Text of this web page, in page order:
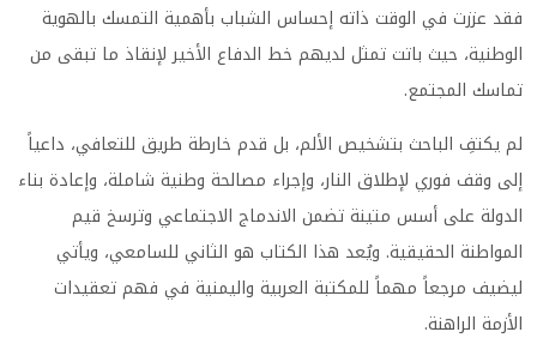
فقد عززت في الوقت ذاته إحساس الشباب بأهمية التمسك بالهوية
الوطنية، حيث باتت تمثل لديهم خط الدفاع الأخير لإنقاذ ما تبقى من
تماسك المجتمع.
لم يكتفِ الباحث بتشخيص الألم، بل قدم خارطة طريق للتعافي، داعياً
إلى وقف فوري لإطلاق النار، وإجراء مصالحة وطنية شاملة، وإعادة بناء
الدولة على أسس متينة تضمن الاندماج الاجتماعي وترسخ قيم
المواطنة الحقيقية. ويُعد هذا الكتاب هو الثاني للسامعي، ويأتي
ليضيف مرجعاً مهماً للمكتبة العربية واليمنية في فهم تعقيدات
الأزمة الراهنة.